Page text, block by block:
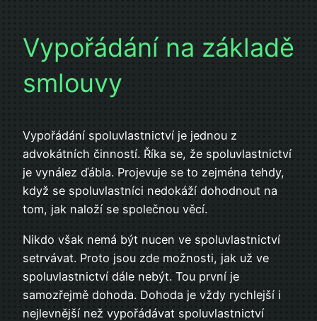
Vypořádání na základě
smlouvy
Vypořádání spoluvlastnictví je jednou z
advokátních činností. Říka se, že spoluvlastnictví
je vynález ďábla. Projevuje se to zejména tehdy,
když se spoluvlastníci nedokáží dohodnout na
tom, jak naloží se společnou věcí.
Nikdo však nemá být nucen ve spoluvlastnictví
setrvávat. Proto jsou zde možnosti, jak už ve
spoluvlastnictví dále nebýt. Tou první je
samozřejmě dohoda. Dohoda je vždy rychlejší i
nejlevnější než vypořádávat spoluvlastnictví